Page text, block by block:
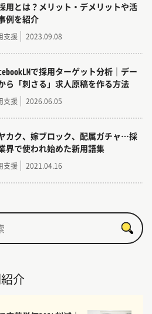
用とは？メリット・デメリットや活
例を紹介
支援 2023.09.08
で採用ターゲット分析｜デー
ら「刺さる」求人原稿を作る方法
支援 2026.06.05
カク、嫁ブロック、配属ガチャ…採
界で使われ始めた新用語集
支援 2021.04.16
介